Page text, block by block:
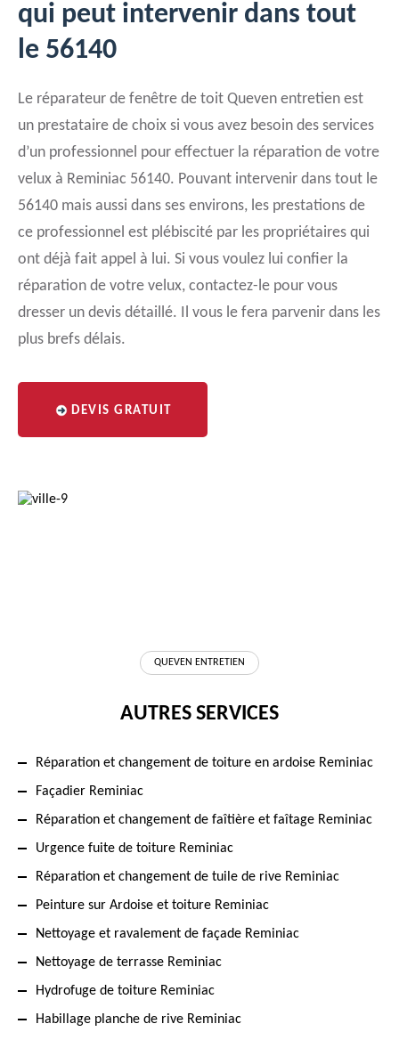
qui peut intervenir dans tout
le 56140
Le réparateur de fenêtre de toit Queven entretien est
un prestataire de choix si vous avez besoin des services
d’un professionnel pour effectuer la réparation de votre
velux à Reminiac 56140. Pouvant intervenir dans tout le
56140 mais aussi dans ses environs, les prestations de
ce professionnel est plébiscité par les propriétaires qui
ont déjà fait appel à lui. Si vous voulez lui confier la
réparation de votre velux, contactez-le pour vous
dresser un devis détaillé. Il vous le fera parvenir dans les
plus brefs délais.
DEVIS GRATUIT
QUEVEN ENTRETIEN
AUTRES SERVICES
Réparation et changement de toiture en ardoise Reminiac
Façadier Reminiac
Réparation et changement de faîtière et faîtage Reminiac
Urgence fuite de toiture Reminiac
Réparation et changement de tuile de rive Reminiac
Peinture sur Ardoise et toiture Reminiac
Nettoyage et ravalement de façade Reminiac
Nettoyage de terrasse Reminiac
Hydrofuge de toiture Reminiac
Habillage planche de rive Reminiac